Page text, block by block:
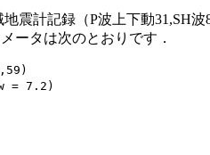
計記録（P波上下動31,SH波
ータは次のとおりです．
= 7.2)